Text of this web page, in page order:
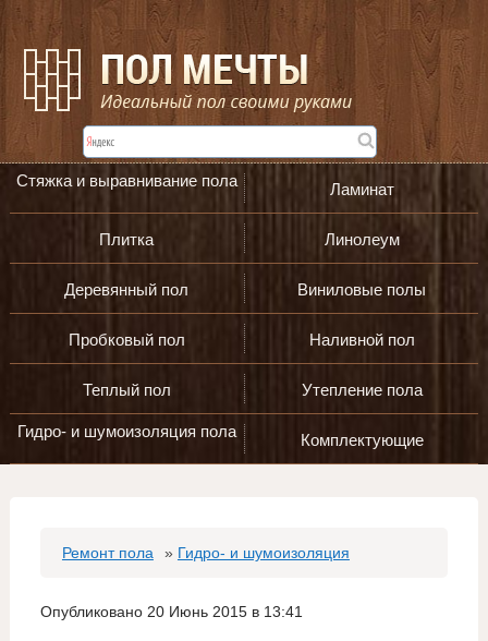
Стяжка и выравнивание пола Ламинат
Плитка Линолеум
Деревянный пол Виниловые полы
Пробковый пол Наливной пол
Теплый пол Утепление пола
Гидро- и шумоизоляция пола Комплектующие
Ремонт пола » Гидро- и шумоизоляция
Опубликовано 20 Июнь 2015 в 13:41